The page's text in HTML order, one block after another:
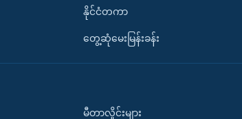
နိုင်ငံတကာ
တွေ့ဆုံမေးမြန်းခန်း
မီတာလှိုင်းများ